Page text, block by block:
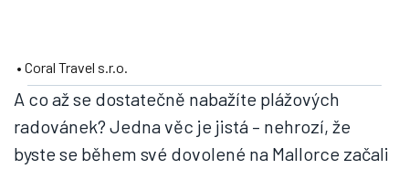
• Coral Travel s.r.o.
A co až se dostatečně nabažíte plážových
radovánek? Jedna věc je jistá – nehrozí, že
byste se během své dovolené na Mallorce začali